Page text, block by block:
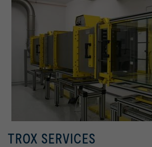
TROX SERVICES